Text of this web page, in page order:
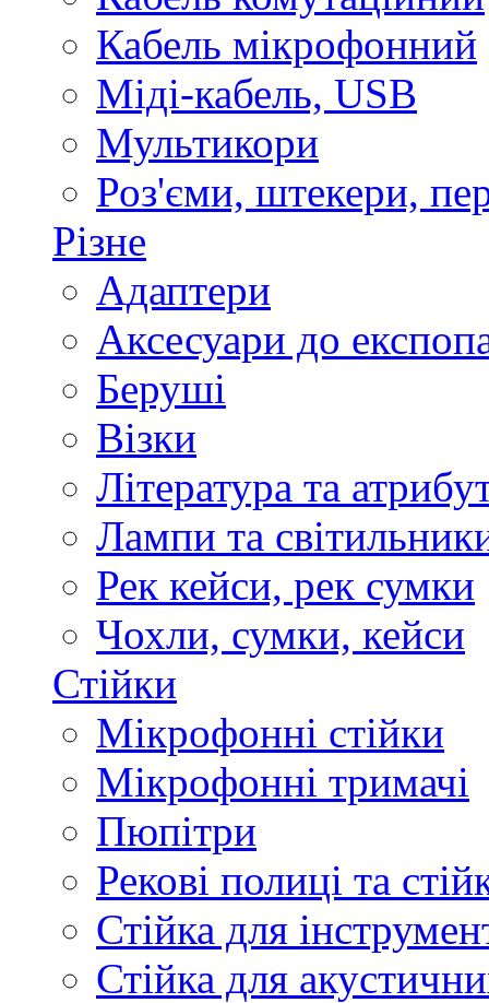
Кабель мікрофонний
Міді-кабель, USB
Мультикори
Роз'єми, штекери,
Різне
Адаптери
Аксесуари до
Беруші
Візки
Література та
Лампи та
Рек кейси, рек сумки
Чохли, сумки, кейси
Стійки
Мікрофонні стійки
Мікрофонні тримачі
Пюпітри
Рекові полиці та
Стійка для
Стійка для